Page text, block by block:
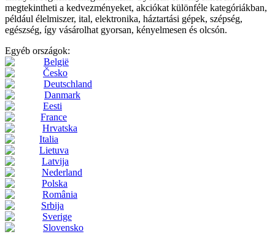
megtekintheti a kedvezményeket, akciókat különféle kategóriákban,
például élelmiszer, ital, elektronika, háztartási gépek, szépség,
egészség, így vásárolhat gyorsan, kényelmesen és olcsón.
Egyéb országok:
België
Česko
Deutschland
Danmark
Eesti
France
Hrvatska
Italia
Lietuva
Latvija
Nederland
Polska
România
Srbija
Sverige
Slovensko